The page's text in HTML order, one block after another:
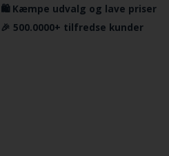
🛍️ Kæmpe udvalg og lave priser
🎉 500.0000+ tilfredse kunder